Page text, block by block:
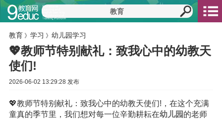
教育 》 学习 》 幼儿园学习
💖教师节特别献礼：致我心中的幼教天
使们!
2026-06-02 13:29:28 发布
💖教师节特别献礼：致我心中的幼教天使们!，在这个充满
童真的季节里，我们想对每一位辛勤耕耘在幼儿园 的老师